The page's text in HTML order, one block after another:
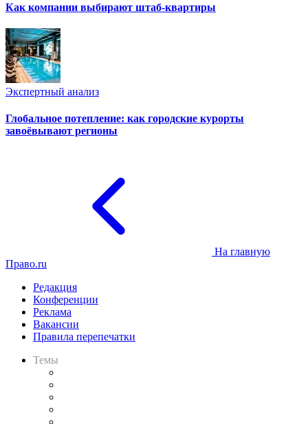
Как компании выбирают штаб-квартиры
Экспертный анализ
Глобальное потепление: как городские курорты
завоёвывают регионы
На главную
Право.ru
Редакция
Конференции
Реклама
Вакансии
Правила перепечатки
Темы